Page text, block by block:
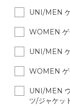
UNI/MEN
WOMEN ゲ
UNI/MEN
WOMEN ゲ
UNI/MEN
ツ/ジャケッ